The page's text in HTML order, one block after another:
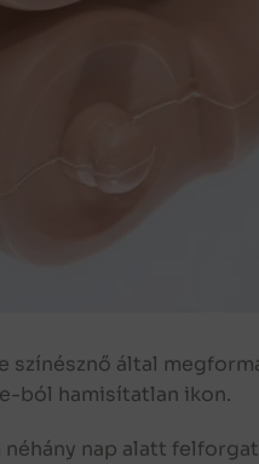
színésznő által
ból hamisítatlan ikon.
nap alatt